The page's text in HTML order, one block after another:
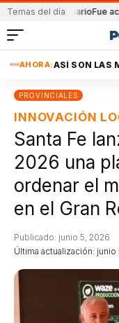
Temas del día
en Rosario Fue accidental
AHORA:ASÍ SON LAS
PROVINCIALES
INNOVACIÓN
Santa Fe
2026 una
ordenar el
en el Gran
Última actualización: junio
Publicado: junio 5, 2026